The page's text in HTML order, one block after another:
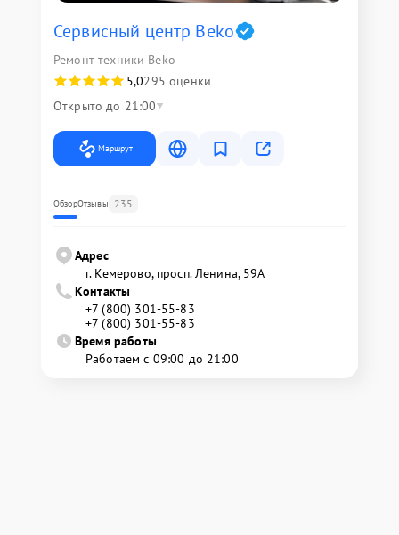
Сервисный центр Beko
Ремонт техники Beko
5,0295 оценки
Открыто до 21:00
Маршрут
ОбзорОтзывы 235
Адрес
г. Кемерово, просп. Ленина, 59А
Контакты
+7 (800) 301-55-83
+7 (800) 301-55-83
Время работы
Работаем с 09:00 до 21:00